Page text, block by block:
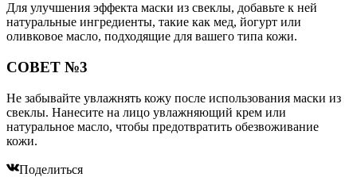
Для улучшения эффекта маски из свеклы, добавьте к ней
натуральные ингредиенты, такие как мед, йогурт или
оливковое масло, подходящие для вашего типа кожи.
СОВЕТ №3
Не забывайте увлажнять кожу после использования маски из
свеклы. Нанесите на лицо увлажняющий крем или
натуральное масло, чтобы предотвратить обезвоживание
кожи.
Поделиться